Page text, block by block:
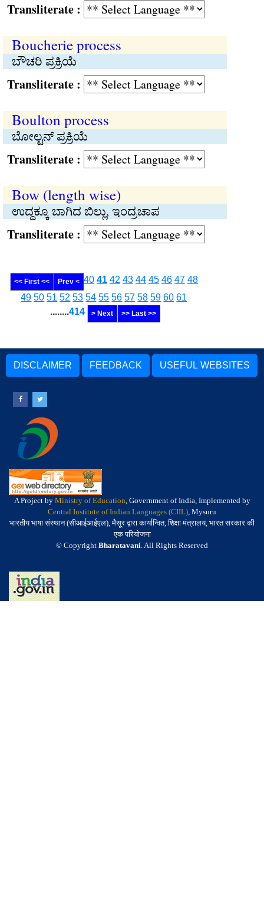
:
Boucherie process
ಬೌಚರಿ ಪ್ರಕ್ರಿಯೆ
:
Boulton process
ಬೋಲ್ಟನ್ ಪ್ರಕ್ರಿಯೆ
:
Bow (length wise)
ಉದ್ದಕ್ಕೂ ಬಾಗಿದ ಬಿಲ್ಲು, ಇಂದ್ರಚಾಪ
:
<< First << Prev < 40 41 42 43 44 45 46 47 48
49 50 51 52 53 54 55 56 57 58 59 60 61
........414 > Next >> Last >>
DISCLAIMER FEEDBACK USEFUL WEBSITES
A Project by Ministry of Education, Government of India, Implemented by
Central Institute of Indian Languages (CIIL), Mysuru
भारतीय भाषा संस्थान (सीआईआईएल), मैसूर द्वारा कार्यान्वित, शिक्षा मंत्रालय, भारत सरकार की
एक परियोजना
© Copyright Bharatavani. All Rights Reserved